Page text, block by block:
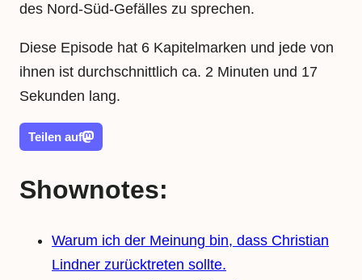
des Nord-Süd-Gefälles zu sprechen.
Diese Episode hat 6 Kapitelmarken und jede von
ihnen ist durchschnittlich ca. 2 Minuten und 17
Sekunden lang.
Teilen auf
Shownotes:
Warum ich der Meinung bin, dass Christian
Lindner zurücktreten sollte.